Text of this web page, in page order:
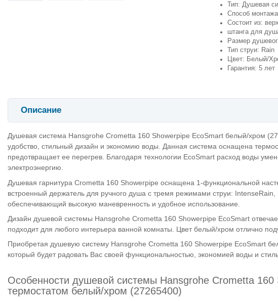
Тип: Душевая
Способ
Состоит из:
штанга для
Размер
Тип струи: Rain
Цвет: Белый/
Гарантия: 5 лет
Описание
Душевая система Hansgrohe Crometta 160 Showerpipe EcoSmart белый/хром
удобство, стильный дизайн и экономию воды. Данная система оснащена
предотвращает ее перегрев. Благодаря технологии EcoSmart расход воды
электроэнергию.
Душевая гарнитура Crometta 160 Showerpipe оснащена 1-функциональной
встроенный держатель для ручного душа с тремя режимами струи:
обеспечивающий высокую маневренность и удобное использование.
Дизайн душевой системы Hansgrohe Crometta 160 Showerpipe EcoSmart
подходит для любого интерьера ванной комнаты. Цвет белый/хром отлично
Приобретая душевую систему Hansgrohe Crometta 160 Showerpipe EcoSmart
который будет радовать Вас своей функциональностью, экономией воды и
Особенности душевой системы Hansgrohe Crometta
термостатом белый/хром (27265400)